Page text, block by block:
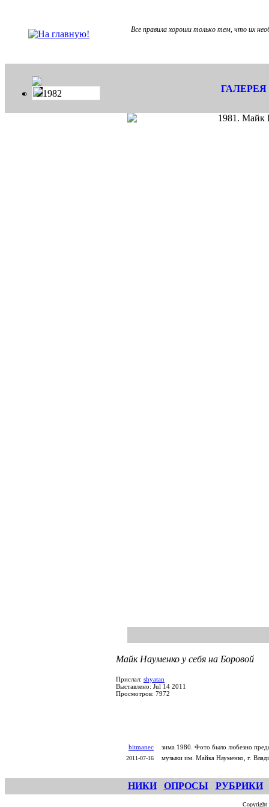
Все правила хороши только тем, что их
1982 ГАЛЕРЕЯ
Майк Науменко у себя на Боровой
Прислал: shyatan
Выставлено: Jul 14 2011
Просмотров: 7972
hitmanec
2011-07-16
зима 1980. Фото было любезно
музыки им. Майка Науменко, г.
НИКИ ОПРОСЫ РУБРИКИ